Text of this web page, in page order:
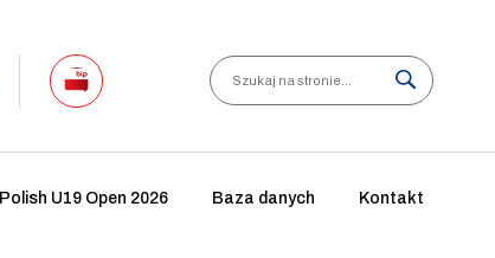
Search
Polish U19 Open 2026 Baza danych Kontakt